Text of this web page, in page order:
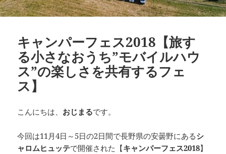
キャンパーフェス2018【旅す
る小さなおうち”モバイルハウ
ス”の楽しさを共有するフェ
ス】
こんにちは、 おじまるです。
今回は11月4日～5日の2日間で長野県の安曇野にあるシ
ャロムヒュッテで開催された【キャンパーフェス2018】